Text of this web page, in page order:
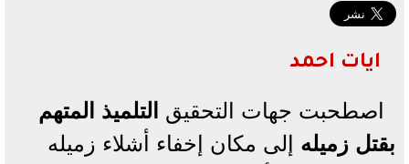
ايات احمد
اصطحبت جهات التحقيق التلميذ المتهم
بقتل زميله إلى مكان إخفاء أشلاء زميله